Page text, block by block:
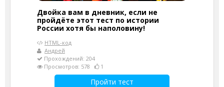
Двойка вам в дневник, если не
пройдёте этот тест по истории
России хотя бы наполовину!
HTML-код
Андрей
Прохождений: 204
Просмотров: 578
1
Пройти тест